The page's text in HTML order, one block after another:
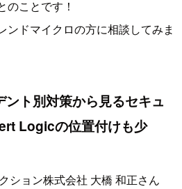
のことです！
ンドマイクロの方に相談してみま
ト別対策から見るセキュ
Logicの位置付けも少
ション株式会社 大橋 和正さん